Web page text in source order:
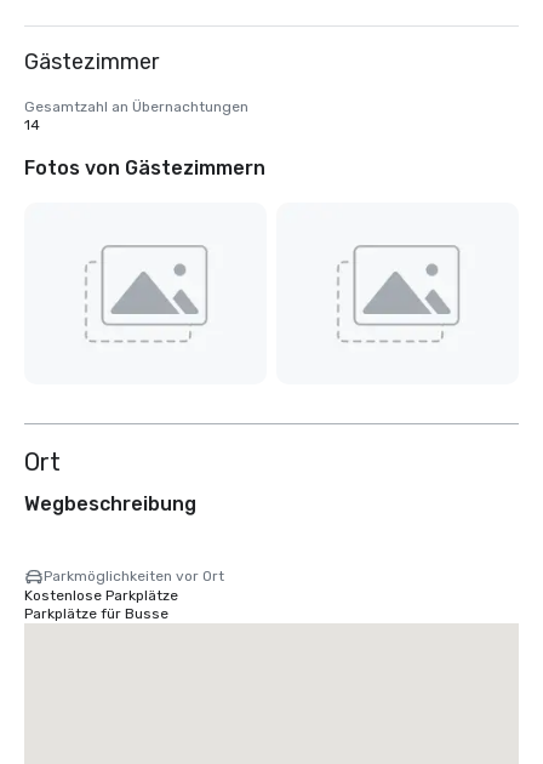
Gästezimmer
Gesamtzahl an Übernachtungen
14
Fotos von Gästezimmern
Ort
Wegbeschreibung
Parkmöglichkeiten vor Ort
Kostenlose Parkplätze
Parkplätze für Busse